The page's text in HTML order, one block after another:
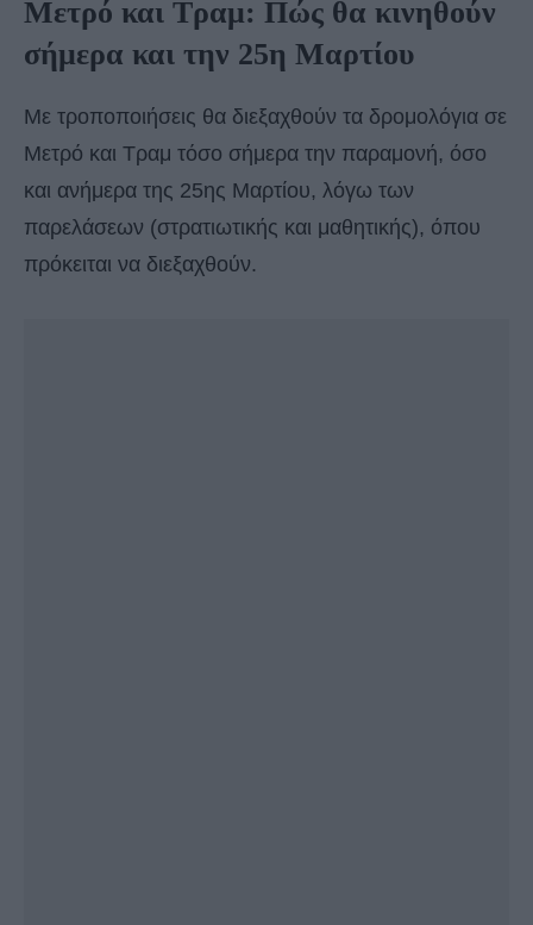
Μετρό και Τραμ: Πώς θα κινηθούν
σήμερα και την 25η Μαρτίου
Με τροποποιήσεις θα διεξαχθούν τα δρομολόγια σε
Μετρό και Τραμ τόσο σήμερα την παραμονή, όσο
και ανήμερα της 25ης Μαρτίου, λόγω των
παρελάσεων (στρατιωτικής και μαθητικής), όπου
πρόκειται να διεξαχθούν.